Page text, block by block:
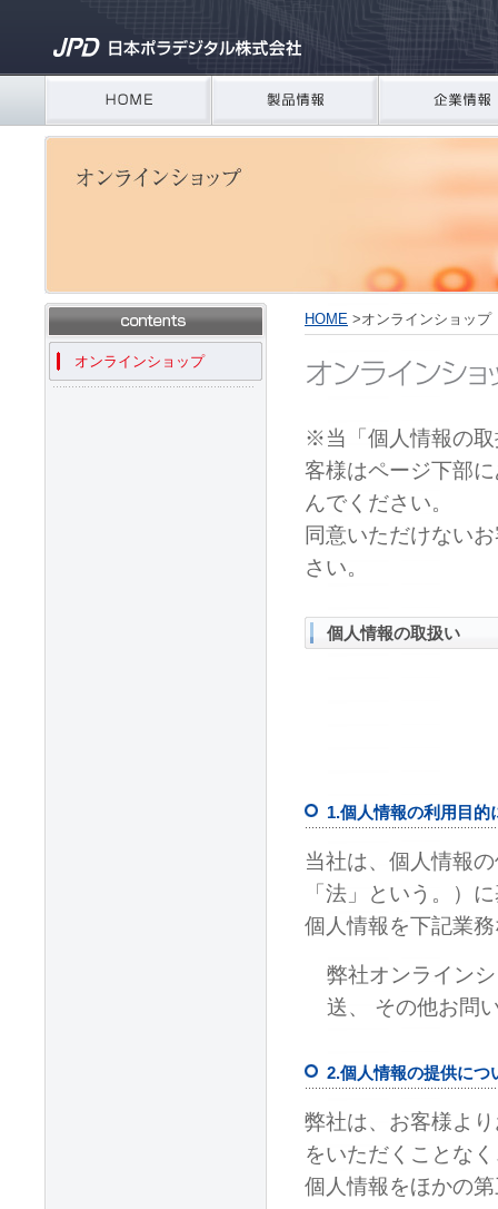
オンラインショップ
HOME >オンラインショップ
※当「個人情報の取
客様はページ下部
んでください。
同意いただけない
さい。
個人情報の取扱い
1.個人情報の利用目的
当社は、個人情報
「法」という。）
個人情報を下記業
弊社オンライン
送、 その他お問
2.個人情報の提供につ
弊社は、お客様よ
をいただくことな
個人情報をほかの